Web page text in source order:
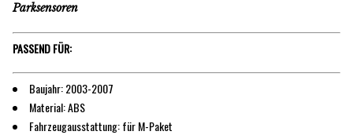
Parksensoren
PASSEND FÜR:
Baujahr: 2003-2007
Material: ABS
Fahrzeugausstattung: für M-Paket